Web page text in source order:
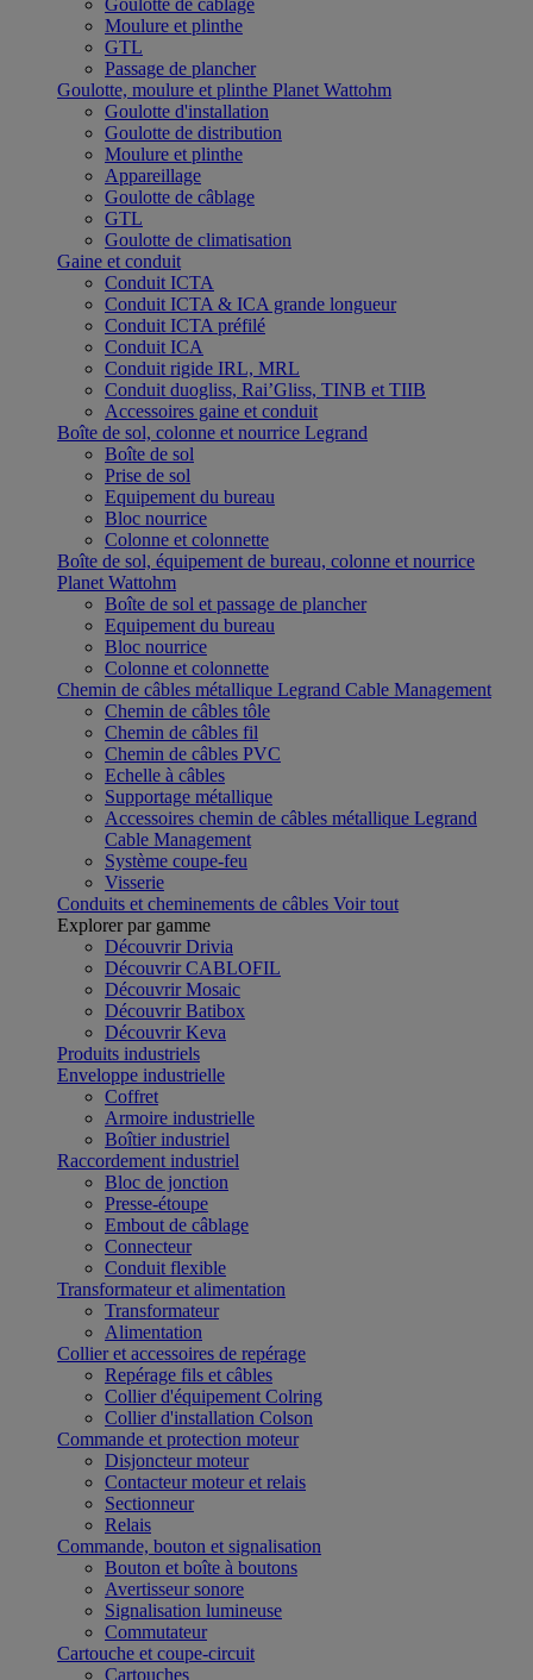
Goulotte de câblage
Moulure et plinthe
GTL
Passage de plancher
Goulotte, moulure et plinthe Planet Wattohm
Goulotte d'installation
Goulotte de distribution
Moulure et plinthe
Appareillage
Goulotte de câblage
GTL
Goulotte de climatisation
Gaine et conduit
Conduit ICTA
Conduit ICTA & ICA grande longueur
Conduit ICTA préfilé
Conduit ICA
Conduit rigide IRL, MRL
Conduit duogliss, Rai’Gliss, TINB et TIIB
Accessoires gaine et conduit
Boîte de sol, colonne et nourrice Legrand
Boîte de sol
Prise de sol
Equipement du bureau
Bloc nourrice
Colonne et colonnette
Boîte de sol, équipement de bureau, colonne et nourrice
Planet Wattohm
Boîte de sol et passage de plancher
Equipement du bureau
Bloc nourrice
Colonne et colonnette
Chemin de câbles métallique Legrand Cable Management
Chemin de câbles tôle
Chemin de câbles fil
Chemin de câbles PVC
Echelle à câbles
Supportage métallique
Accessoires chemin de câbles métallique Legrand
Cable Management
Système coupe-feu
Visserie
Conduits et cheminements de câbles Voir tout
Explorer par gamme
Découvrir Drivia
Découvrir CABLOFIL
Découvrir Mosaic
Découvrir Batibox
Découvrir Keva
Produits industriels
Enveloppe industrielle
Coffret
Armoire industrielle
Boîtier industriel
Raccordement industriel
Bloc de jonction
Presse-étoupe
Embout de câblage
Connecteur
Conduit flexible
Transformateur et alimentation
Transformateur
Alimentation
Collier et accessoires de repérage
Repérage fils et câbles
Collier d'équipement Colring
Collier d'installation Colson
Commande et protection moteur
Disjoncteur moteur
Contacteur moteur et relais
Sectionneur
Relais
Commande, bouton et signalisation
Bouton et boîte à boutons
Avertisseur sonore
Signalisation lumineuse
Commutateur
Cartouche et coupe-circuit
Cartouches